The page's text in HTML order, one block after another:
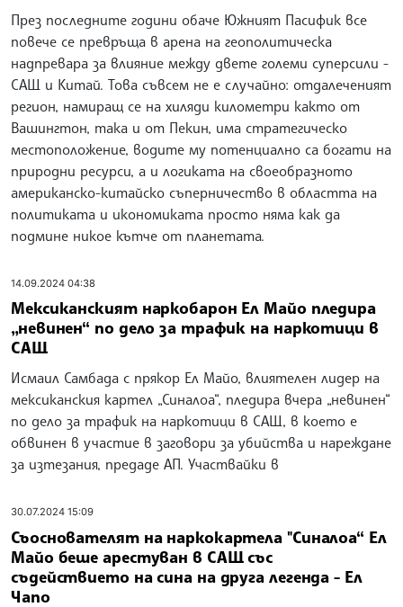
През последните години обаче Южният Пасифик все
повече се превръща в арена на геополитическа
надпревара за влияние между двете големи суперсили -
САЩ и Китай. Това съвсем не е случайно: отдалеченият
регион, намиращ се на хиляди километри както от
Вашингтон, така и от Пекин, има стратегическо
местоположение, водите му потенциално са богати на
природни ресурси, а и логиката на своеобразното
американско-китайско съперничество в областта на
политиката и икономиката просто няма как да
подмине никое кътче от планетата.
14.09.2024 04:38
Мексиканският наркобарон Ел Майо пледира
„невинен“ по дело за трафик на наркотици в
САЩ
Исмаил Самбада с прякор Ел Майо, влиятелен лидер на
мексиканския картел „Синалоа“, пледира вчера „невинен“
по дело за трафик на наркотици в САЩ, в което е
обвинен в участие в заговори за убийства и нареждане
за изтезания, предаде АП. Участвайки в
30.07.2024 15:09
Съоснователят на наркокартела "Синалоа“ Ел
Майо беше арестуван в САЩ със
съдействието на сина на друга легенда - Ел
Чапо